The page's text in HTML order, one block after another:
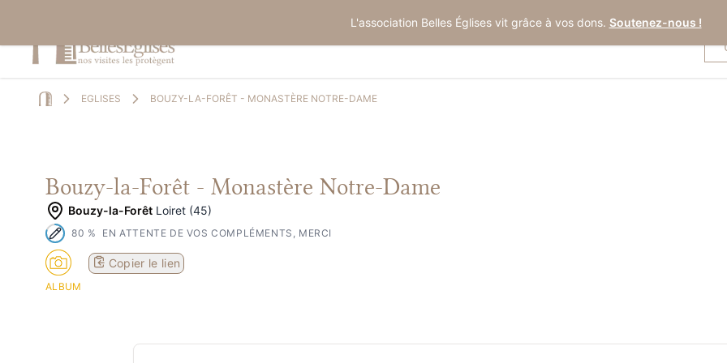
L'association Belles Églises vit grâce à vos dons. Soutenez-nous !
EGLISES BOUZY-LA-FORÊT - MONASTÈRE NOTRE-DAME
Bouzy-la-Forêt - Monastère Notre-Dame
Bouzy-la-Forêt Loiret (45)
80 % EN ATTENTE DE VOS COMPLÉMENTS, MERCI
ALBUM
Copier le lien